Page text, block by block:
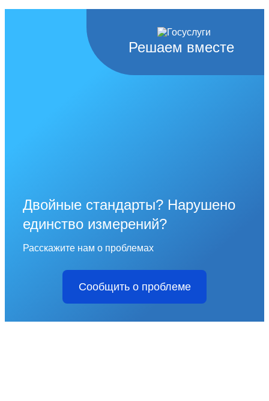
Решаем вместе
Двойные стандарты? Нарушено
единство измерений?
Расскажите нам о проблемах
Сообщить о проблеме